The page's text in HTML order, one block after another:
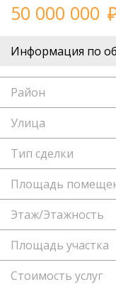
50 000 000
Информация по
Район
Улица
Тип сделки
Площадь
Этаж/Этажность
Площадь участка
Стоимость услуг